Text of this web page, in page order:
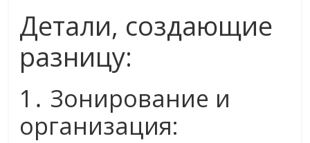
Детали, создающие
разницу:
1․ Зонирование и
организация: